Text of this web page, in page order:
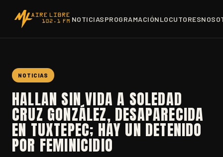
NOTICIASPROGRAMACIÓNLOCUTORES
NOTICIAS
HALLAN SIN VIDA A SOLEDAD
CRUZ GONZÁLEZ, DESAPARECIDA
EN TUXTEPEC; HAY UN DETENIDO
POR FEMINICIDIO